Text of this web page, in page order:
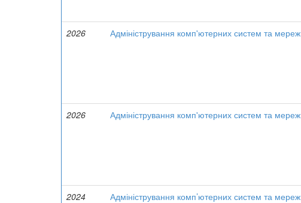
2026
Адміністрування комп'ютерних систем та мереж
2026
Адміністрування комп'ютерних систем та мереж
2024
Адміністрування комп’ютерних систем та мереж